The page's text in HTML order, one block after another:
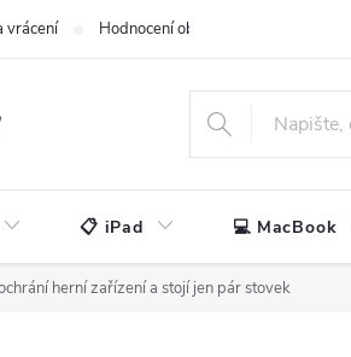
vrácení Hodnocení obchodu
📋 iPad 💻 MacBook
herní zařízení a stojí jen pár stovek